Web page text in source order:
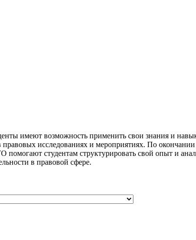
имеют возможность применить свои знания и
исследованиях и мероприятиях. По
студентам структурировать свой опыт и
в правовой сфере.